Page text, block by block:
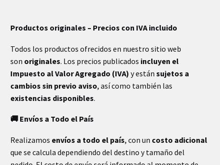
Productos originales – Precios con IVA incluido
Todos los productos ofrecidos en nuestro sitio web
son originales. Los precios publicados incluyen el
Impuesto al Valor Agregado (IVA) y están sujetos a
cambios sin previo aviso, así como también las
existencias disponibles.
🚚 Envíos a Todo el País
Realizamos envíos a todo el país, con un costo adicional
que se calcula dependiendo del destino y tamaño del